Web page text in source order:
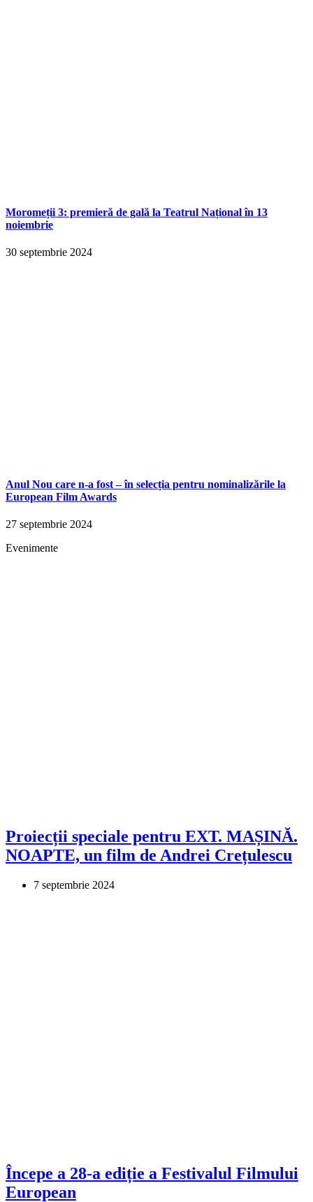
Moromeții 3: premieră de gală la Teatrul Național în 13
noiembrie
30 septembrie 2024
Anul Nou care n-a fost – în selecția pentru nominalizările la
European Film Awards
27 septembrie 2024
Evenimente
Proiecții speciale pentru EXT. MAȘINĂ.
NOAPTE, un film de Andrei Crețulescu
7 septembrie 2024
Începe a 28-a ediție a Festivalul Filmului
European